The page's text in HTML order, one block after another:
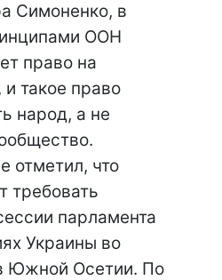
Симоненко, в
ООН
право на
такое право
народ, а не
отметил, что
требовать
парламента
Украины во
Южной Осетии. По